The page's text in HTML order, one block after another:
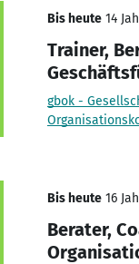
Bis heute 14
Trainer,
gbok -
Bis heute 16
Berater,